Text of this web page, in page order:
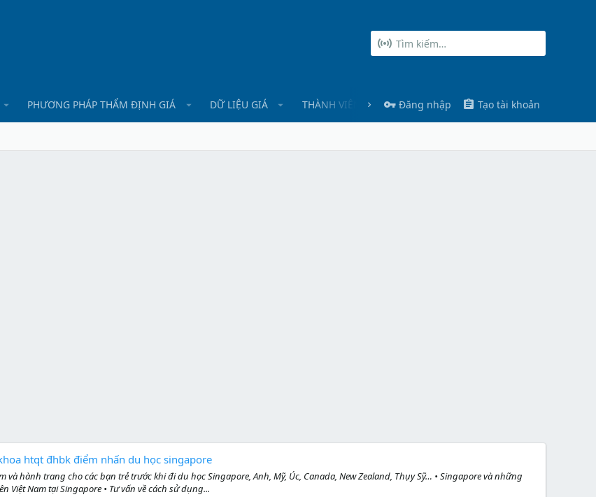
PHƯƠNG PHÁP THẨM ĐỊNH GIÁ DỮ LIỆU GIÁ THÀNH VIÊN Đăng nhập Tạo tài khoản
htqt đhbk điểm nhấn du học singapore
hành trang cho các bạn trẻ trước khi đi du học Singapore, Anh, Mỹ, Úc, Canada, New Zealand, Thụy Sỹ… • Singapore và những
Nam tại Singapore • Tư vấn về cách sử dụng...